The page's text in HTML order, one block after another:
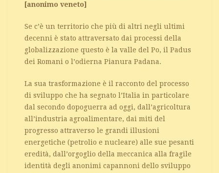
[anonimo veneto]
Se c’è un territorio che più di altri negli ultimi
decenni è stato attraversato dai processi della
globalizzazione questo è la valle del Po, il Padus
dei Romani o l’odierna Pianura Padana.
La sua trasformazione è il racconto del processo
di sviluppo che ha segnato l’Italia in particolare
dal secondo dopoguerra ad oggi, dall’agricoltura
all’industria agroalimentare, dai miti del
progresso attraverso le grandi illusioni
energetiche (petrolio e nucleare) alle sue pesanti
eredità, dall’orgoglio della meccanica alla fragile
identità degli anonimi capannoni dello sviluppo